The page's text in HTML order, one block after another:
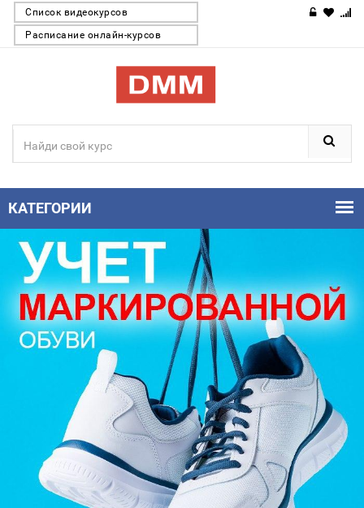
Список видеокурсов
Расписание онлайн-курсов
КАТЕГОРИИ